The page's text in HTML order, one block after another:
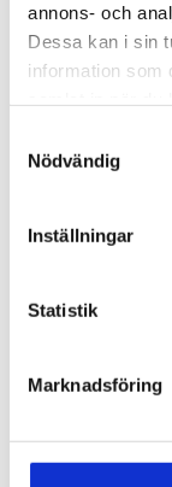
annons- och
Dessa kan i sin
information som
Nödvändig
Inställningar
Statistik
Marknadsföring
mm
Ringnyckelinsats 9
534kr
KÖP